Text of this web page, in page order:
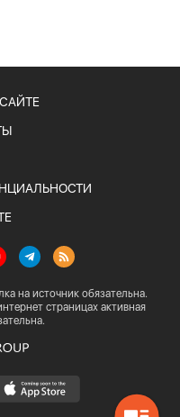
на источник обязательна.
страницах активная